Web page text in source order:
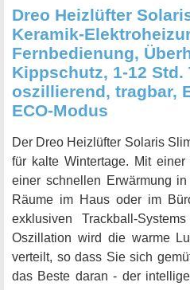
einen gemütlichen Schlaf oder
Die spezielle Keramikheizung
auf und bietet sofortige
900 W bis 1800 W können
Wärme im Büro,
Räumen genießen. Mit
genießen und gleichzeitig
Dreo Heizlüfter
Keramik-
Fernbedienung,
Kippschutz, 1-12 Std.
oszillierend, tragbar,
ECO-Modus
Der Dreo Heizlüfter Solaris
für kalte Wintertage. Mit
einer schnellen Erwärmung
Räume im Haus oder im
exklusiven Trackball-
Oszillation wird die warme
verteilt, so dass Sie sich
das Beste daran - der